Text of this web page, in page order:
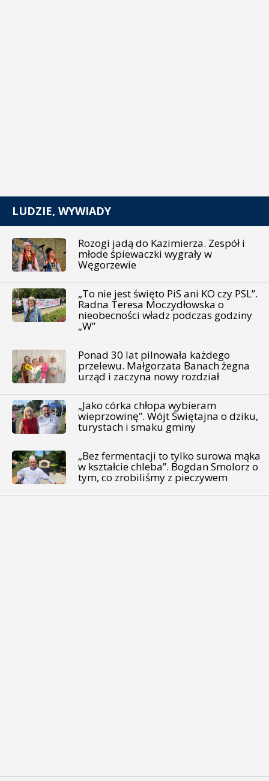
LUDZIE, WYWIADY
Rozogi jadą do Kazimierza. Zespół i
młode śpiewaczki wygrały w
Węgorzewie
„To nie jest święto PiS ani KO czy PSL”.
Radna Teresa Moczydłowska o
nieobecności władz podczas godziny
„W”
Ponad 30 lat pilnowała każdego
przelewu. Małgorzata Banach żegna
urząd i zaczyna nowy rozdział
„Jako córka chłopa wybieram
wieprzowinę”. Wójt Świętajna o dziku,
turystach i smaku gminy
„Bez fermentacji to tylko surowa mąka
w kształcie chleba”. Bogdan Smolorz o
tym, co zrobiliśmy z pieczywem